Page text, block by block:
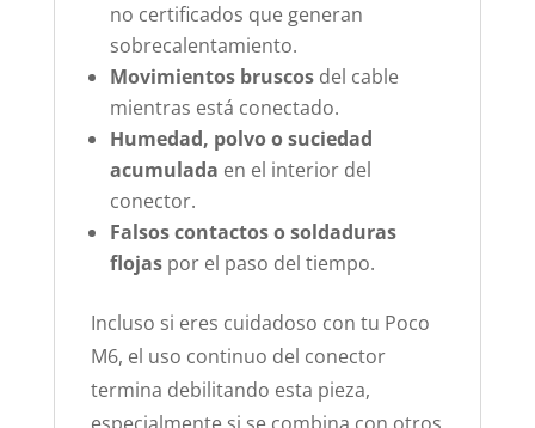
no certificados que generan
sobrecalentamiento.
Movimientos bruscosdel cable
mientras está conectado.
Humedad, polvo o suciedad
acumulada en el interior del
conector.
Falsos contactos o soldaduras
flojaspor el paso del tiempo.
Incluso si eres cuidadoso con tu Poco
M6, el uso continuo del conector
termina debilitando esta pieza,